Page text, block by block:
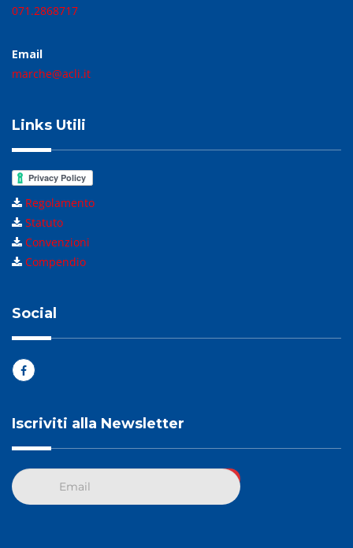
071.2868717
Email
marche@acli.it
Links Utili
Regolamento
Statuto
Convenzioni
Compendio
Social
Iscriviti alla Newsletter